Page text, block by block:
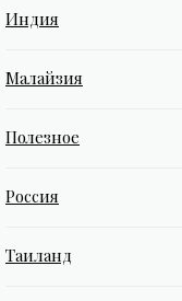
Индия
Малайзия
Полезное
Россия
Таиланд